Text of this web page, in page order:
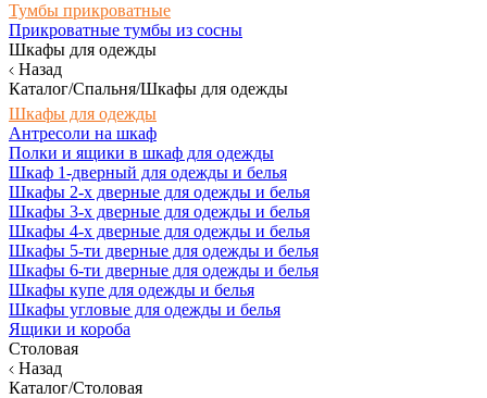
Тумбы прикроватные
Прикроватные тумбы из сосны
Шкафы для одежды
Назад
Каталог/Спальня/Шкафы для одежды
Шкафы для одежды
Антресоли на шкаф
Полки и ящики в шкаф для одежды
Шкаф 1-дверный для одежды и белья
Шкафы 2-х дверные для одежды и белья
Шкафы 3-х дверные для одежды и белья
Шкафы 4-х дверные для одежды и белья
Шкафы 5-ти дверные для одежды и белья
Шкафы 6-ти дверные для одежды и белья
Шкафы купе для одежды и белья
Шкафы угловые для одежды и белья
Ящики и короба
Столовая
Назад
Каталог/Столовая